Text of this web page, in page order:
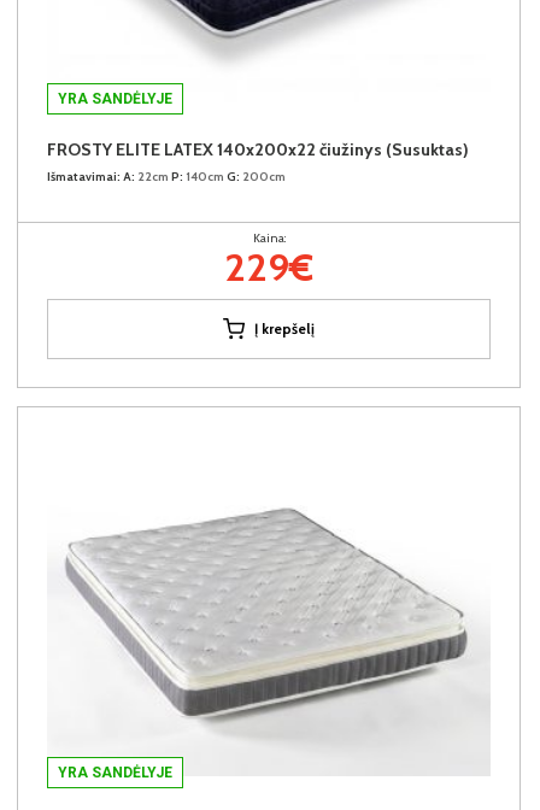
YRA SANDĖLYJE
FROSTY ELITE LATEX 140x200x22 čiužinys (Susuktas)
Išmatavimai: A: 22cm P: 140cm G: 200cm
Kaina:
229€
Į krepšelį
YRA SANDĖLYJE